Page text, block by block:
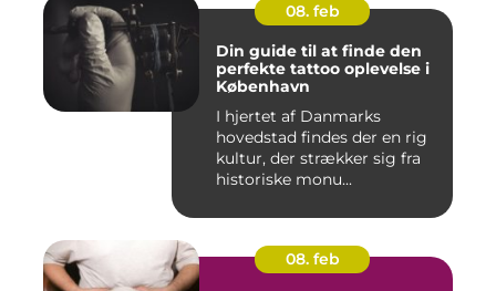
08. feb
Din guide til at finde den
perfekte tattoo oplevelse i
København
I hjertet af Danmarks
hovedstad findes der en rig
kultur, der strækker sig fra
historiske monu...
08. feb